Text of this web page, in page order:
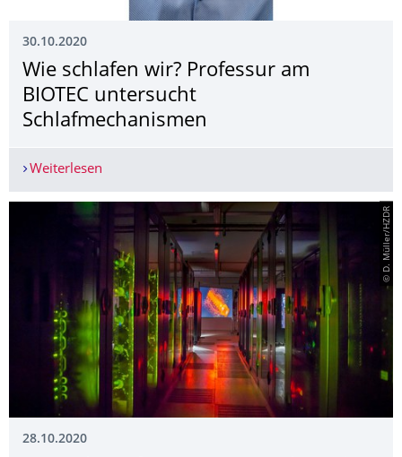
30.10.2020
Wie schlafen wir? Professur am
BIOTEC untersucht
Schlafmechanismen
Weiterlesen
© D. Müller/HZDR
28.10.2020